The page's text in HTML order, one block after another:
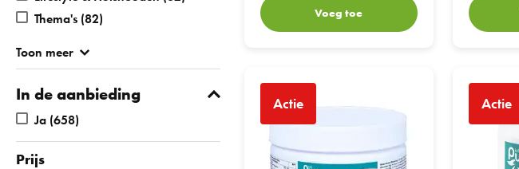
Thema's (82)
Toon meer
In de aanbieding
Ja (658)
Prijs
Voeg toe
Actie Actie